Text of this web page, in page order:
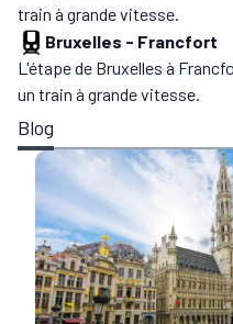
train à grande vitesse.
Bruxelles - Francfort
L'étape de Bruxelles à
un train à grande vitesse.
Blog